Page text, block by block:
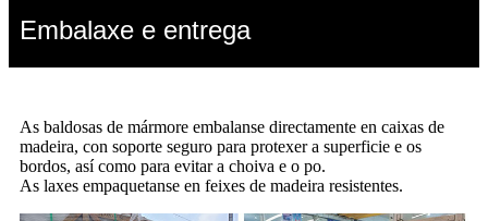
Embalaxe e entrega
As baldosas de mármore embalanse directamente en caixas de
madeira, con soporte seguro para protexer a superficie e os
bordos, así como para evitar a choiva e o po.
As laxes empaquetanse en feixes de madeira resistentes.